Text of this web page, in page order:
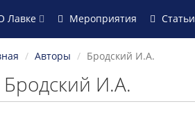
Лавке Мероприятия Статьи
Авторы Бродский И.А.
Бродский И.А.